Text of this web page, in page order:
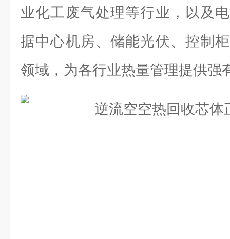
业化工废气处理等行业，以及
据中心机房、储能光伏、控制
领域，为各行业热量管理提供强